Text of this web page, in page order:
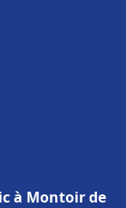
à Montoir de